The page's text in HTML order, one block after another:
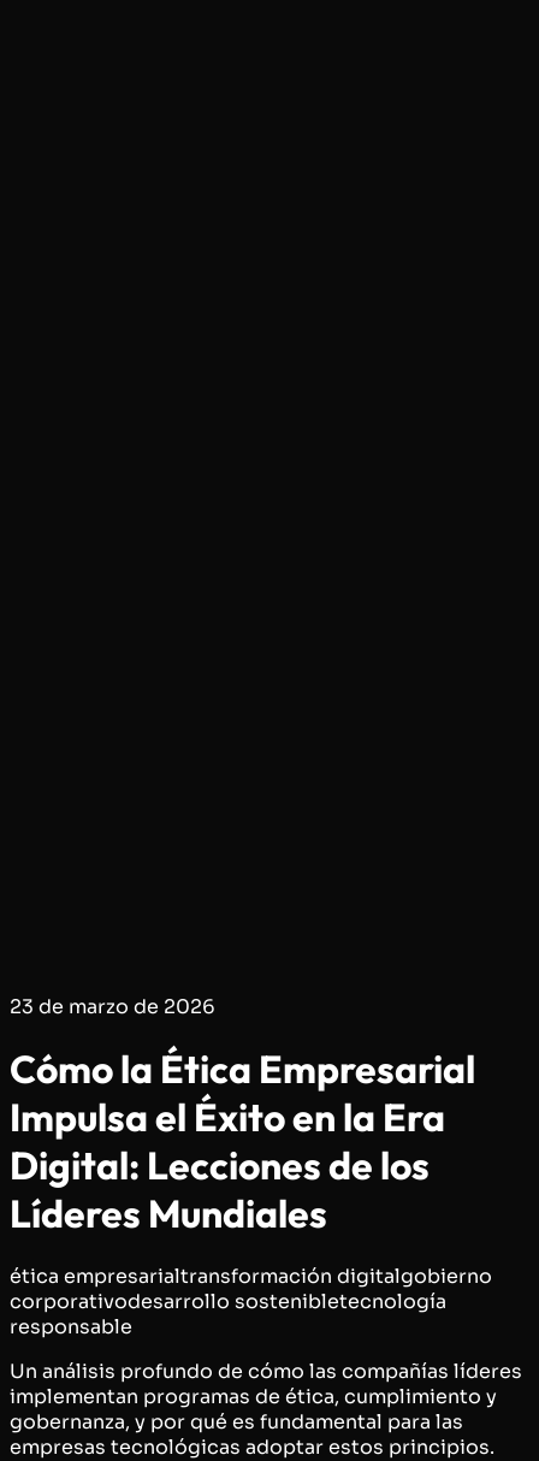
23 de marzo de 2026
Cómo la Ética Empresarial
Impulsa el Éxito en la Era
Digital: Lecciones de los
Líderes Mundiales
ética empresarialtransformación digitalgobierno
corporativodesarrollo sostenibletecnología
responsable
Un análisis profundo de cómo las compañías líderes
implementan programas de ética, cumplimiento y
gobernanza, y por qué es fundamental para las
empresas tecnológicas adoptar estos principios.